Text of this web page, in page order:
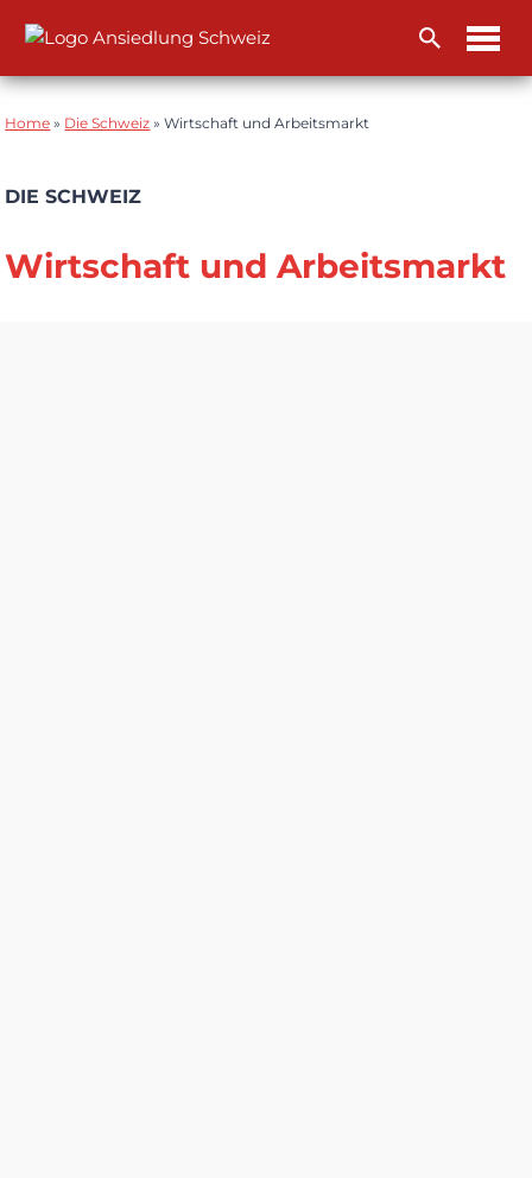
Inhalt
Home » Die Schweiz »Wirtschaft und Arbeitsmarkt
DIE SCHWEIZ
Wirtschaft und Arbeitsmarkt